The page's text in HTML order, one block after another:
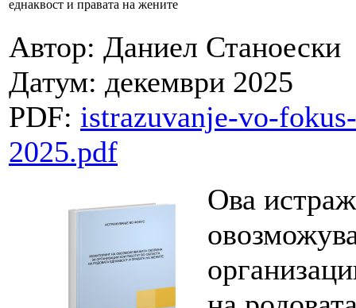
еднаквост и правата на жените
Автор: Даниел Станоески
Датум: декември 2025
PDF: istrazuvanje-vo-
2025.pdf
Ова